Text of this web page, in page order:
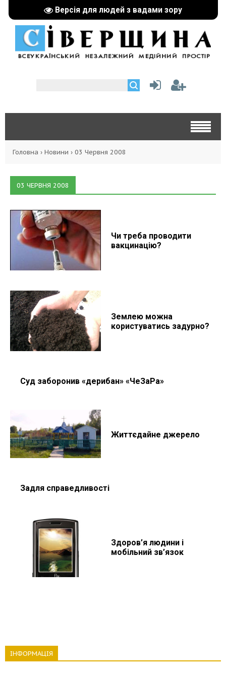
Версія для людей з вадами зору
Головна › Новини › 03 Червня 2008
03 ЧЕРВНЯ 2008
Чи треба проводити
вакцинацію?
Землею можна
користуватись задурно?
Суд заборонив «дерибан» «ЧеЗаРа»
Життєдайне джерело
Задля справедливості
Здоров’я людини і
мобільний зв’язок
ІНФОРМАЦІЯ